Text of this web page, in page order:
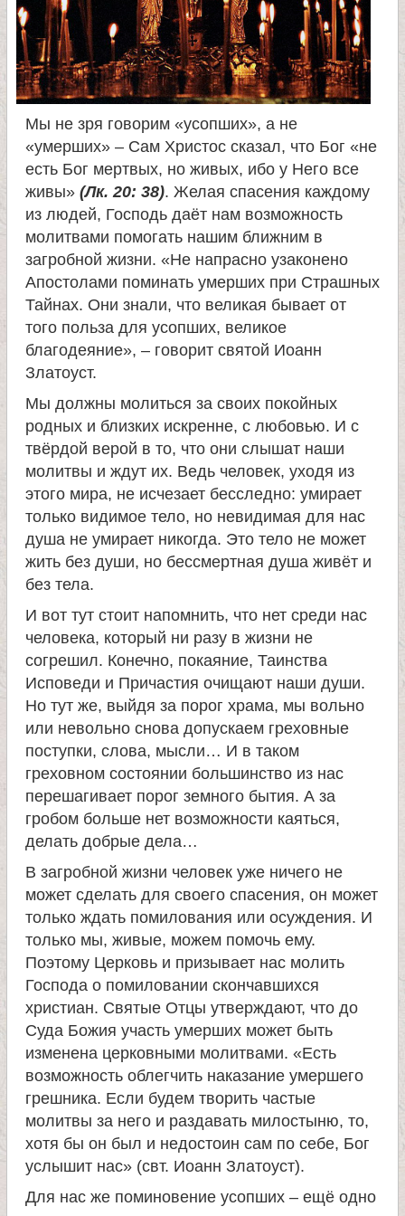
и
к
и
ц
е
л
и
е
л
я
П
н
л
и
м
о
н
Мы не зря говорим «усопших», а не
«умерших» – Сам Христос сказал, что Бог «не
есть Бог мертвых, но живых, ибо у Него все
живы» (Лк. 20: 38). Желая спасения каждому
из людей, Господь даёт нам возможность
молитвами помогать нашим ближним в
загробной жизни. «Не напрасно узаконено
Апостолами поминать умерших при Страшных
Тайнах. Они знали, что великая бывает от
того польза для усопших, великое
благодеяние», – говорит святой Иоанн
Златоуст.
Мы должны молиться за своих покойных
родных и близких искренне, с любовью. И с
твёрдой верой в то, что они слышат наши
молитвы и ждут их. Ведь человек, уходя из
этого мира, не исчезает бесследно: умирает
только видимое тело, но невидимая для нас
душа не умирает никогда. Это тело не может
жить без души, но бессмертная душа живёт и
без тела.
И вот тут стоит напомнить, что нет среди нас
человека, который ни разу в жизни не
согрешил. Конечно, покаяние, Таинства
Исповеди и Причастия очищают наши души.
Но тут же, выйдя за порог храма, мы вольно
или невольно снова допускаем греховные
поступки, слова, мысли… И в таком
греховном состоянии большинство из нас
перешагивает порог земного бытия. А за
гробом больше нет возможности каяться,
делать добрые дела…
В загробной жизни человек уже ничего не
может сделать для своего спасения, он может
только ждать помилования или осуждения. И
только мы, живые, можем помочь ему.
Поэтому Церковь и призывает нас молить
Господа о помиловании скончавшихся
христиан. Святые Отцы утверждают, что до
Суда Божия участь умерших может быть
изменена церковными молитвами. «Есть
возможность облегчить наказание умершего
грешника. Если будем творить частые
молитвы за него и раздавать милостыню, то,
хотя бы он был и недостоин сам по себе, Бог
услышит нас» (свт. Иоанн Златоуст).
Для нас же поминовение усопших – ещё одно